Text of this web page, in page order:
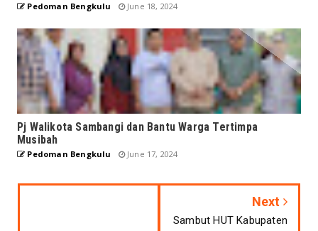
Pedoman Bengkulu June 18, 2024
Pj Walikota Sambangi dan Bantu Warga Tertimpa
Musibah
Pedoman Bengkulu June 17, 2024
Next
Sambut HUT Kabupaten